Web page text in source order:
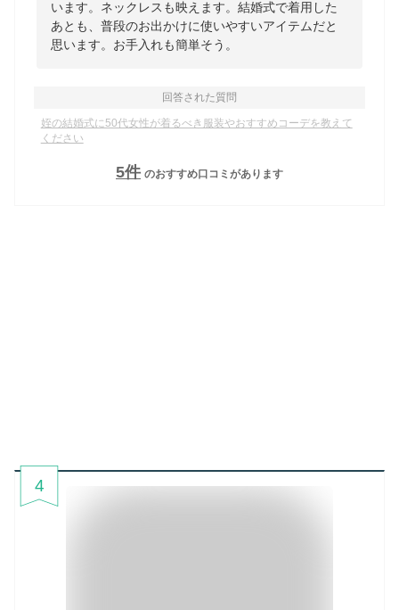
います。ネックレスも映えます。結婚式で着用した
あとも、普段のお出かけに使いやすいアイテムだと
思います。お手入れも簡単そう。
回答された質問
姪の結婚式に50代女性が着るべき服装やおすすめコーデを教えて
ください
5件 のおすすめ口コミがあります
4